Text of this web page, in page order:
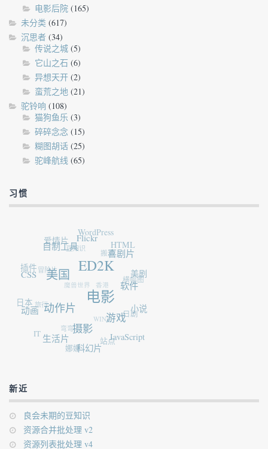
电影后院 (165)
未分类 (617)
沉思者 (34)
传说之城 (5)
它山之石 (6)
异想天开 (2)
蛮荒之地 (21)
驼铃响 (108)
猫狗鱼乐 (3)
碎碎念念 (15)
糊图胡话 (25)
驼峰航线 (65)
习惯
电影
ED2K
美国
动作片
摄影
游戏
软件
喜剧片
Flickr
自制工具
CSS
动画
生活片
科幻片
JavaScript
小说
美剧
HTML
WordPress
爱情片
插件
娜娜 站点
日剧
横幅图
搬运
豆知识
WIN7
香港
魔兽世界
新近
良会未期的豆知识
资源合并批处理 v2
资源列表批处理 v4